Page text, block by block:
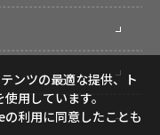
ンツの最適な提供、ト
用しています。
利用に同意したことも